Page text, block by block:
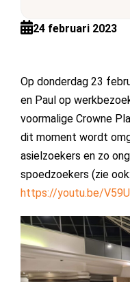
24 februari 2023
Op donderdag 23
en Paul op
voormalige Crowne
dit moment wordt
asielzoekers en zo
spoedzoekers (zie ook:
https://youtu.be/